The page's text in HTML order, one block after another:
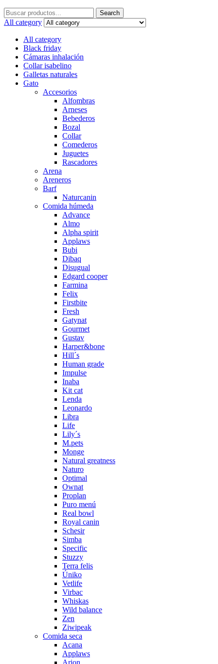
Search
for:
Search
All category
All category
Black friday
Cámaras inhalación
Collar isabelino
Galletas naturales
Gato
Accesorios
Alfombras
Arneses
Bebederos
Bozal
Collar
Comederos
Juguetes
Rascadores
Arena
Areneros
Barf
Naturcanin
Comida húmeda
Advance
Almo
Alpha spirit
Applaws
Bubi
Dibaq
Disugual
Edgard cooper
Farmina
Felix
Firstbite
Fresh
Gatynat
Gourmet
Gustav
Harper&bone
Hill´s
Human grade
Impulse
Inaba
Kit cat
Lenda
Leonardo
Libra
Life
Lily´s
M.pets
Monge
Natural greatness
Naturo
Optimal
Ownat
Proplan
Puro menú
Real bowl
Royal canin
Schesir
Simba
Specific
Stuzzy
Terra felis
Úniko
Vetlife
Virbac
Whiskas
Wild balance
Zen
Ziwipeak
Comida seca
Acana
Applaws
Arion